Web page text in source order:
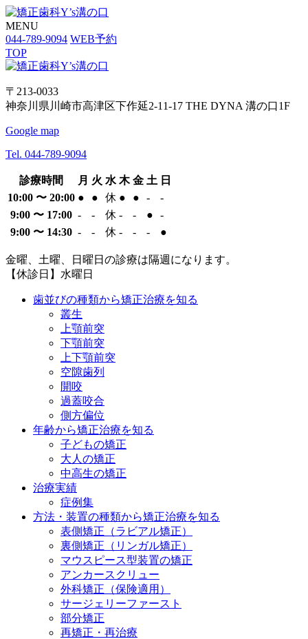
MENU
044-789-9094 WEB予約
TOP
〒213-0033
神奈川県川崎市高津区下作延2-11-17 THE DYNA 溝の口1F
Google map
Tel. 044-789-9094
診療時間 月 火 水 木 金 土 日
10:00 〜 20:00 ● ● 休 ● ● -
-
9:00 〜 17:00 - - 休 - - ●
-
9:00 〜 14:30 - - 休 - - - ●
金曜、土曜、日曜日の診療は隔週になります。
【休診日】水曜日
歯並びの種類から矯正治療を知る
叢生
上顎前突
下顎前突
上下顎前突
空隙歯列
開咬
過蓋咬合
側方偏位
年齢から矯正治療を知る
子どもの矯正
大人の矯正
中高生の矯正
治療実績
症例集
方法・装置の種類から矯正治療を知る
表側矯正 （ラビアル矯正）
裏側矯正 （リンガル矯正）
マウスピース型装置の矯正
アンカースクリュー
外科矯正 （保険適用）
サージェリーファースト
部分矯正
再矯正・再治療